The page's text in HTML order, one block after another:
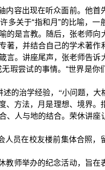
内容出现在听众面前。 他首
多关于“指和月”的比喻，一
的是言教。随后，张老师向
著，并结合自己的学术著作
言。讲座尾声，张老师告诉
瑕尝试的事情。 “世界是你
的治学经验，“小问题，大
、方法，月是理想、境界。
、人与地的结合。荣休讲座
人员在校友楼前集体合照，
教师举办的纪念活动，旨在